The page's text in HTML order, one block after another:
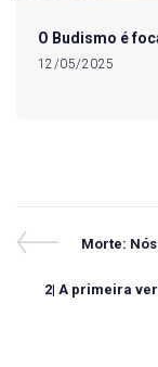
O Budismo é
12/05/2025
Navegação
Previous
Morte:
Next
2| A primeira